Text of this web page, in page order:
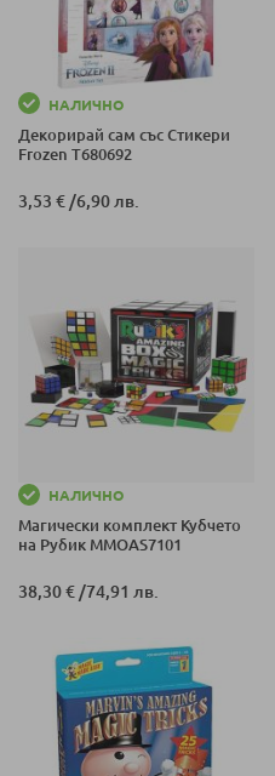
НАЛИЧНО
Декорирай сам със Стикери
Frozen T680692
3,53 € /6,90 лв.
НАЛИЧНО
Магически комплект Кубчето
на Рубик MMOAS7101
38,30 €/74,91 лв.